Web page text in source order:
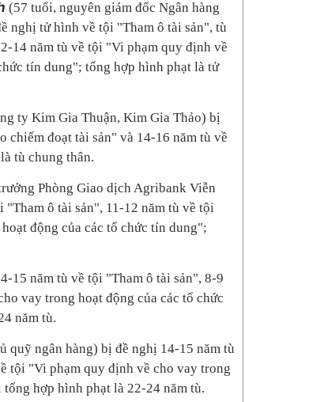
(57 tuổi, nguyên giám đốc Ngân hàng
nghị tử hình về tội "Tham ô tài sản", tù
14 năm tù về tội "Vi phạm quy định về
tín dung"; tổng hợp hình phạt là tử
ty Kim Gia Thuận, Kim Gia Thảo) bị
chiếm đoạt tài sản" và 14-16 năm tù về
tù chung thân.
Phòng Giao dịch Agribank Viễn
ô tài sản", 11-12 năm tù về tội
động của các tổ chức tín dung";
15 năm tù về tội "Tham ô tài sản", 8-9
vay trong hoạt động của các tổ chức
năm tù.
quỹ ngân hàng) bị đề nghị 14-15 năm tù
tội "Vi phạm quy định về cho vay trong
hợp hình phạt là 22-24 năm tù.